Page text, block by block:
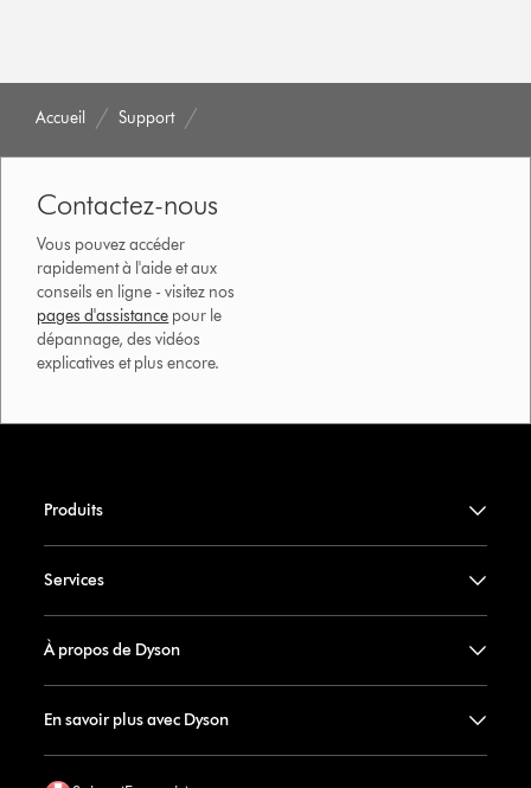
Accueil Support
Contactez-nous
Vous pouvez accéder
rapidement à l'aide et aux
conseils en ligne - visitez nos
pages d'assistance pour le
dépannage, des vidéos
explicatives et plus encore.
Produits
Services
À propos de Dyson
En savoir plus avec Dyson